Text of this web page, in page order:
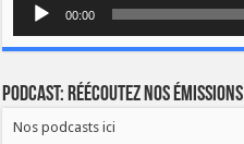
00:00
Podcast: Réécoutez nos émissions
Nos podcasts ici